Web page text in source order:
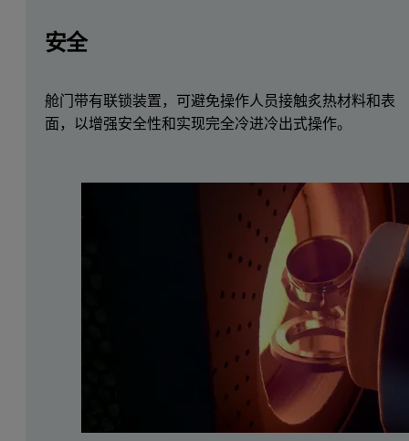
安全
舱门带有联锁装置，可避免操作人员接触炙热材料和表
面，以增强安全性和实现完全冷进冷出式操作。